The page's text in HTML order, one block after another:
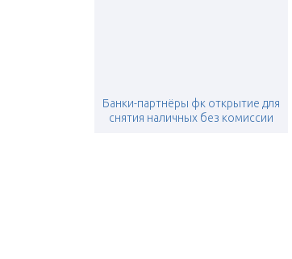
Банки-партнёры фк открытие для
снятия наличных без комиссии